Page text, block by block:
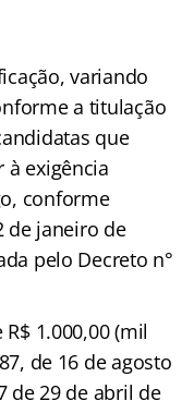
variando
a titulação
que
à exigência
conforme
de janeiro de
pelo Decreto n°
1.000,00 (mil
de 16 de agosto
de 29 de abril de